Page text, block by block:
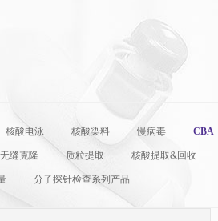
核酸电泳 核酸染料 慢病毒 CBA
无缝克隆 质粒提取 核酸提取&回收
分子探针检查系列产品